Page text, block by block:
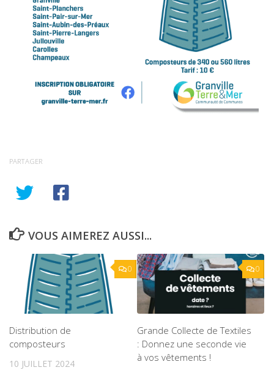
PARTAGER
VOUS AIMEREZ AUSSI...
0
Distribution de
composteurs
10 JUILLET 2024
0
Grande Collecte de Textiles
: Donnez une seconde vie
à vos vêtements !